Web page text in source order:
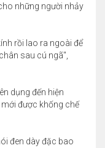
những người nhảy
rồi lao ra ngoài để
sau cú ngã",
dụng đến hiện
được khống chế
đen dày đặc bao